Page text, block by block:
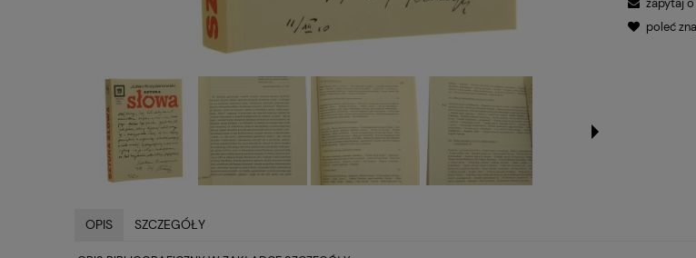
zapytaj
poleć
OPIS SZCZEGÓŁY